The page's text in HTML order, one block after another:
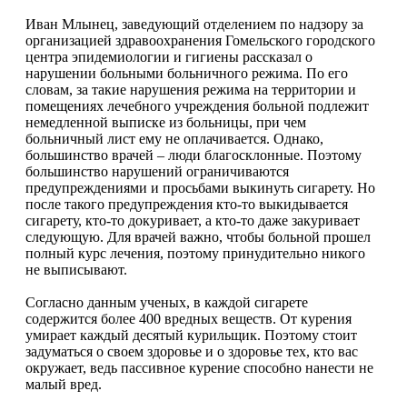
Иван Млынец, заведующий отделением по надзору за
организацией здравоохранения Гомельского городского
центра эпидемиологии и гигиены рассказал о
нарушении больными больничного режима. По его
словам, за такие нарушения режима на территории и
помещениях лечебного учреждения больной подлежит
немедленной выписке из больницы, при чем
больничный лист ему не оплачивается. Однако,
большинство врачей – люди благосклонные. Поэтому
большинство нарушений ограничиваются
предупреждениями и просьбами выкинуть сигарету. Но
после такого предупреждения кто-то выкидывается
сигарету, кто-то докуривает, а кто-то даже закуривает
следующую. Для врачей важно, чтобы больной прошел
полный курс лечения, поэтому принудительно никого
не выписывают.
Согласно данным ученых, в каждой сигарете
содержится более 400 вредных веществ. От курения
умирает каждый десятый курильщик. Поэтому стоит
задуматься о своем здоровье и о здоровье тех, кто вас
окружает, ведь пассивное курение способно нанести не
малый вред.